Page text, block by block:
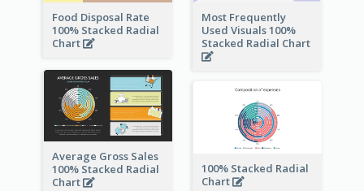
Food Disposal Rate
100% Stacked Radial
Chart
Most Frequently
Used Visuals 100%
Stacked Radial Chart
Average Gross Sales
100% Stacked Radial
Chart
100% Stacked Radial
Chart